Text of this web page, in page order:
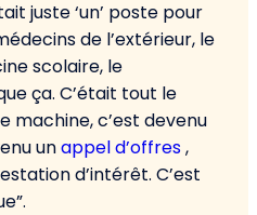
juste ‘un’ poste pour
de l’extérieur, le
scolaire, le
ça. C’était tout le
machine, c’est devenu
unappel d’offres,
d’intérêt. C’est